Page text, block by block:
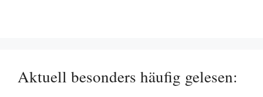
Aktuell besonders häufig gelesen: